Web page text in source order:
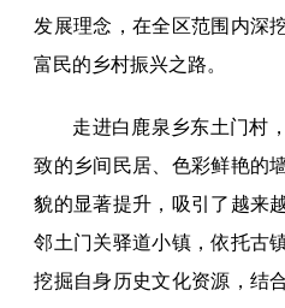
发展理念，在全区范围内深
富民的乡村振兴之路。
走进白鹿泉乡东土门村
致的乡间民居、色彩鲜艳的
貌的显著提升，吸引了越来
邻土门关驿道小镇，依托古
挖掘自身历史文化资源，结